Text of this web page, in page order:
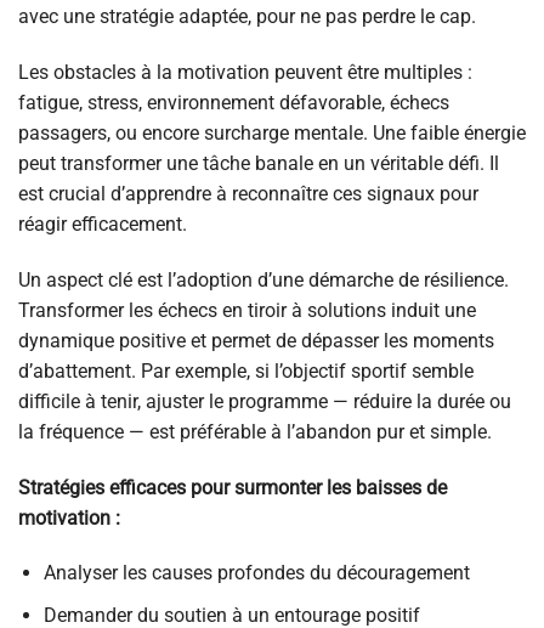
avec une stratégie adaptée, pour ne pas perdre le cap.
Les obstacles à la motivation peuvent être multiples :
fatigue, stress, environnement défavorable, échecs
passagers, ou encore surcharge mentale. Une faible énergie
peut transformer une tâche banale en un véritable défi. Il
est crucial d’apprendre à reconnaître ces signaux pour
réagir efficacement.
Un aspect clé est l’adoption d’une démarche de résilience.
Transformer les échecs en tiroir à solutions induit une
dynamique positive et permet de dépasser les moments
d’abattement. Par exemple, si l’objectif sportif semble
difficile à tenir, ajuster le programme — réduire la durée ou
la fréquence — est préférable à l’abandon pur et simple.
Stratégies efficaces pour surmonter les baisses de
motivation :
Analyser les causes profondes du découragement
Demander du soutien à un entourage positif